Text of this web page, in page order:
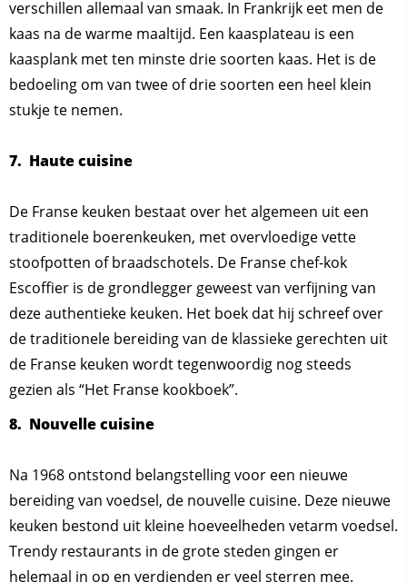
verschillen allemaal van smaak. In Frankrijk eet men de
kaas na de warme maaltijd. Een kaasplateau is een
kaasplank met ten minste drie soorten kaas. Het is de
bedoeling om van twee of drie soorten een heel klein
stukje te nemen.
7. Haute cuisine
De Franse keuken bestaat over het algemeen uit een
traditionele boerenkeuken, met overvloedige vette
stoofpotten of braadschotels. De Franse chef-kok
Escoffier is de grondlegger geweest van verfijning van
deze authentieke keuken. Het boek dat hij schreef over
de traditionele bereiding van de klassieke gerechten uit
de Franse keuken wordt tegenwoordig nog steeds
gezien als “Het Franse kookboek”.
8. Nouvelle cuisine
Na 1968 ontstond belangstelling voor een nieuwe
bereiding van voedsel, de nouvelle cuisine. Deze nieuwe
keuken bestond uit kleine hoeveelheden vetarm voedsel.
Trendy restaurants in de grote steden gingen er
helemaal in op en verdienden er veel sterren mee.